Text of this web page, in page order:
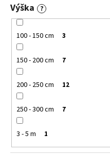
Výška ?
100 - 150 cm 3
150 - 200 cm 7
200 - 250 cm 12
250 - 300 cm 7
3 - 5 m 1
59
Kč